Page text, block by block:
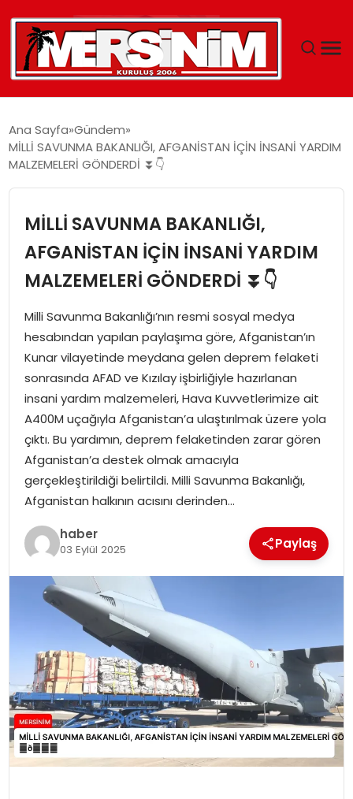
YAŞAM
EĞITIM
SPOR
EKONOMI
MAGAZIN
DÜNYA
OTOMOBIL
Ana Sayfa Gündem
MİLLİ SAVUNMA BAKANLIĞI, AFGANİSTAN İÇİN İNSANİ YARDIM
MALZEMELERİ GÖNDERDİ ⏬👇
MİLLİ SAVUNMA BAKANLIĞI,
AFGANİSTAN İÇİN İNSANİ YARDIM
MALZEMELERİ GÖNDERDİ ⏬👇
Milli Savunma Bakanlığı’nın resmi sosyal medya
hesabından yapılan paylaşıma göre, Afganistan’ın
Kunar vilayetinde meydana gelen deprem felaketi
sonrasında AFAD ve Kızılay işbirliğiyle hazırlanan
insani yardım malzemeleri, Hava Kuvvetlerimize ait
A400M uçağıyla Afganistan’a ulaştırılmak üzere yola
çıktı. Bu yardımın, deprem felaketinden zarar gören
Afganistan’a destek olmak amacıyla
gerçekleştirildiği belirtildi. Milli Savunma Bakanlığı,
Afganistan halkının acısını derinden…
haber
03 Eylül 2025 Paylaş